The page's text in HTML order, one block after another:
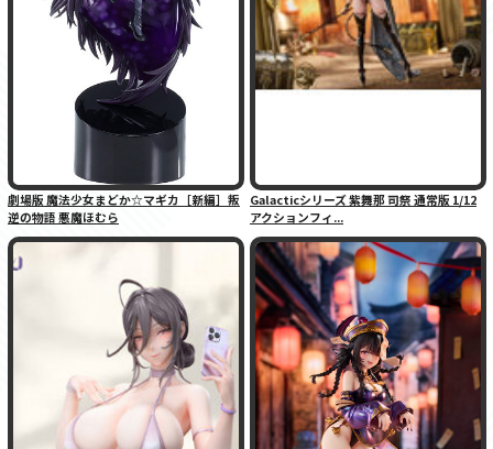
劇場版 魔法少女まどか☆マギカ［新編］叛
逆の物語 悪魔ほむら
Galacticシリーズ 紫舞那 司祭 通常版 1/12
アクションフィ...